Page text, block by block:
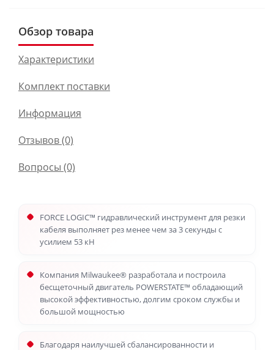
Обзор товара
Характеристики
Комплект поставки
Информация
Отзывов (0)
Вопросы (0)
FORCE LOGIC™ гидравлический инструмент для резки
кабеля выполняет рез менее чем за 3 секунды с
усилием 53 кН
Компания Milwaukee® разработала и построила
бесщеточный двигатель POWERSTATE™ обладающий
высокой эффективностью, долгим сроком службы и
большой мощностью
Благодаря наилучшей сбалансированности и